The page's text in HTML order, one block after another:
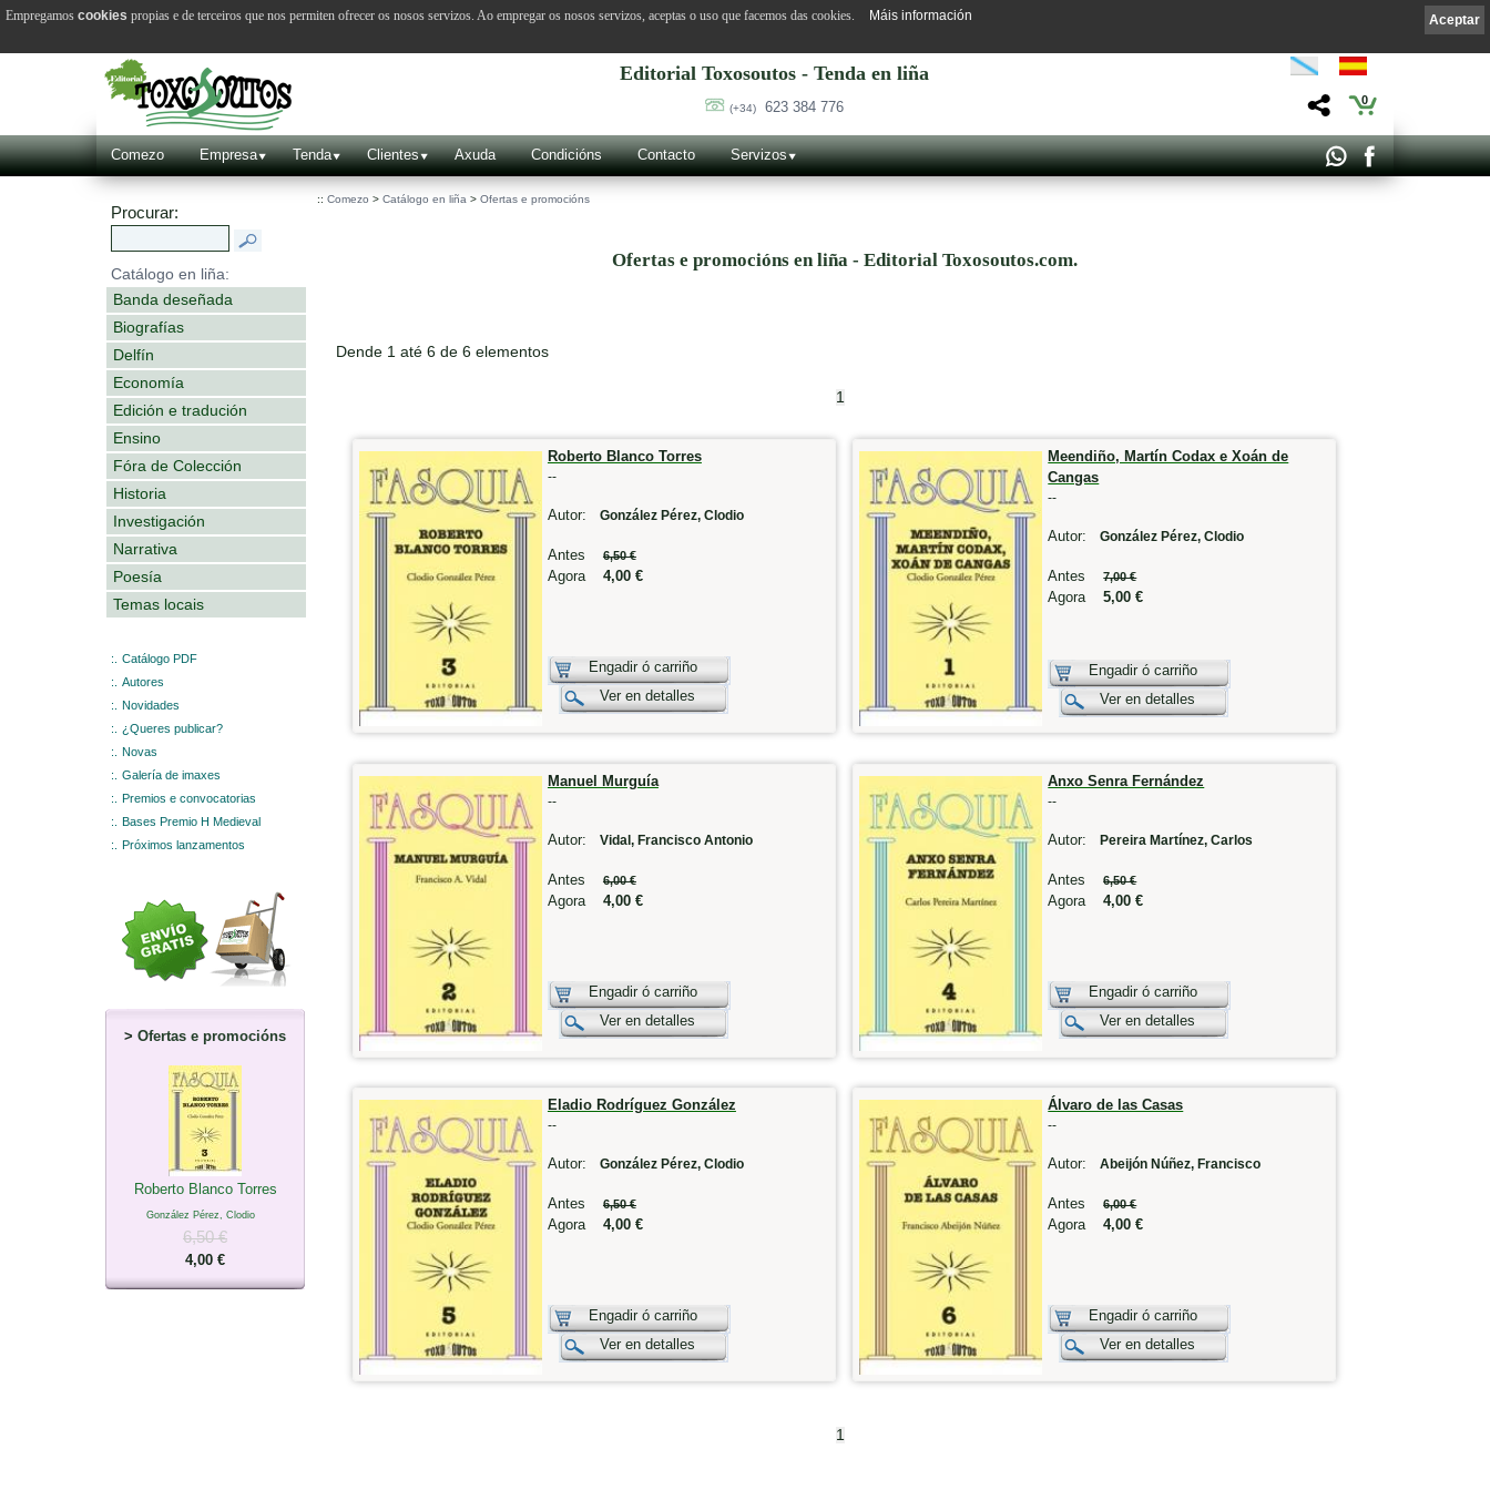
Editorial Toxosoutos - Tenda en liña
(+34) 623 384 776 0
Comezo Empresa Tenda Clientes Axuda Condicións Contacto Servizos
Procurar:
Catálogo en liña:
Banda deseñada
Biografías
Delfín
Economía
Edición e tradución
Ensino
Fóra de Colección
Historia
Investigación
Narrativa
Poesía
Temas locais
:.
Catálogo PDF
:.
Autores
:.
Novidades
:.
¿Queres publicar?
:.
Novas
:.
Galería de imaxes
:.
Premios e convocatorias
:.
Bases Premio H Medieval
:.
Próximos lanzamentos
> Ofertas e promocións
Roberto Blanco Torres
González Pérez, Clodio
6,50 €
4,00 €
:: Comezo > Catálogo en liña > Ofertas e promocións
Ofertas e promocións en liña - Editorial Toxosoutos.com.
Dende 1 até 6 de 6 elementos
1
Roberto Blanco Torres
--
Autor: González Pérez, Clodio
Antes 6,50 €
Agora 4,00 €
Engadir ó carriño
Ver en detalles
Meendiño, Martín Codax e Xoán de
Cangas
--
Autor:González Pérez, Clodio
Antes 7,00 €
Agora 5,00 €
Engadir ó carriño
Ver en detalles
Manuel Murguía
--
Autor: Vidal, Francisco Antonio
Antes 6,00 €
Agora 4,00 €
Engadir ó carriño
Ver en detalles
Anxo Senra Fernández
--
Autor:Pereira Martínez, Carlos
Antes 6,50 €
Agora 4,00 €
Engadir ó carriño
Ver en detalles
Eladio Rodríguez González
--
Autor: González Pérez, Clodio
Antes 6,50 €
Agora 4,00 €
Engadir ó carriño
Ver en detalles
Álvaro de las Casas
--
Autor:Abeijón Núñez, Francisco
Antes 6,00 €
Agora 4,00 €
Engadir ó carriño
Ver en detalles
1
Aceptar
Empregamos cookies propias e de terceiros que nos permiten ofrecer os nosos servizos. Ao empregar os nosos servizos, aceptas o uso que facemos das cookies. Máis información